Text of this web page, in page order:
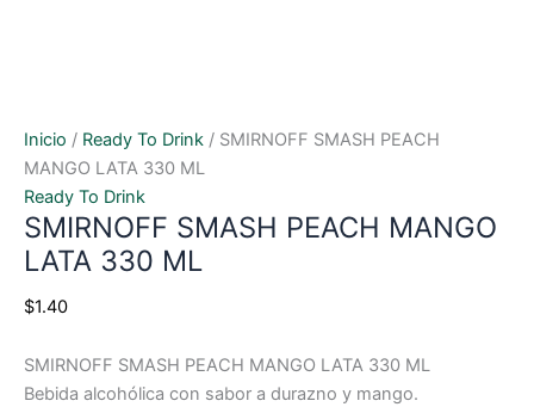
Inicio / Ready To Drink / SMIRNOFF SMASH PEACH
MANGO LATA 330 ML
Ready To Drink
SMIRNOFF SMASH PEACH MANGO
LATA 330 ML
$1.40
SMIRNOFF SMASH PEACH MANGO LATA 330 ML
Bebida alcohólica con sabor a durazno y mango.